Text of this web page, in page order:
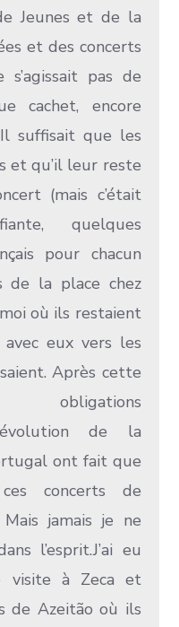
Jeunes et de la
et des concerts
pas de
cachet, encore
suffisait que les
et qu’il leur reste
(mais c’était
quelques
pour chacun
de la place chez
où ils restaient
eux vers les
Après cette
obligations
de la
ont fait que
ces concerts de
Mais jamais je ne
l’esprit.J’ai eu
visite à Zeca et
de Azeitão où ils